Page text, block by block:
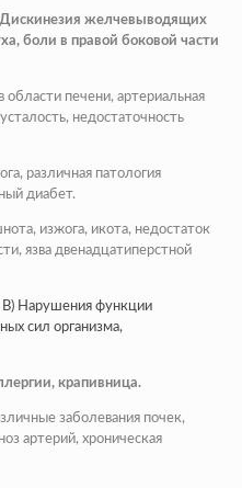
Дискинезия желчевыводящих
боли в правой боковой части
области печени, артериальная
недостаточность
различная патология
диабет.
изжога, икота, недостаток
язва двенадцатиперстной
В) Нарушения функции
сил организма,
крапивница.
заболевания почек,
артерий, хроническая